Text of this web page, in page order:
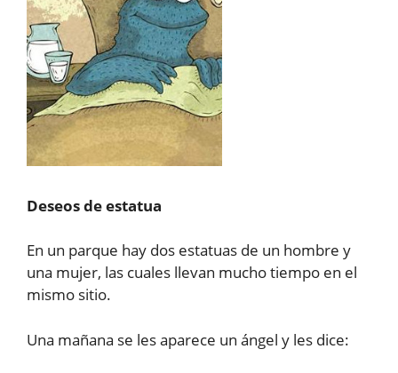
Deseos de estatua
En un parque hay dos estatuas de un hombre y
una mujer, las cuales llevan mucho tiempo en el
mismo sitio.
Una mañana se les aparece un ángel y les dice: